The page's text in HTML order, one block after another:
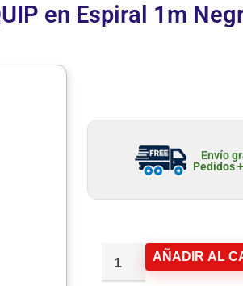
en Espiral 1m
Envío
Pedidos
AÑADIR AL